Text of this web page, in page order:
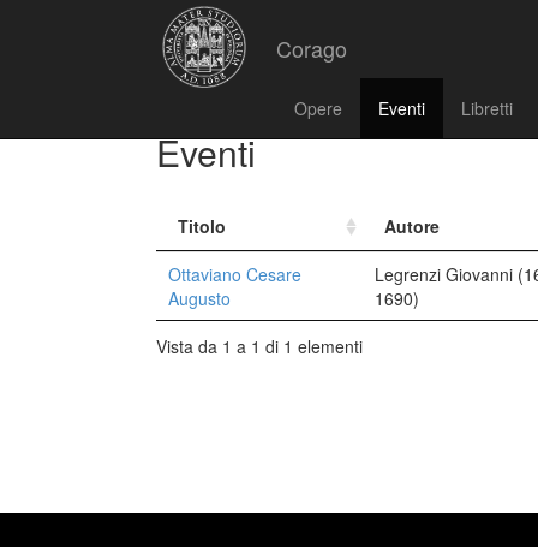
Corago
Opere Eventi Libretti
Eventi
Titolo
Autore
Ottaviano Cesare
Augusto
Legrenzi Giovanni
1690)
Vista da 1 a 1 di 1 elementi